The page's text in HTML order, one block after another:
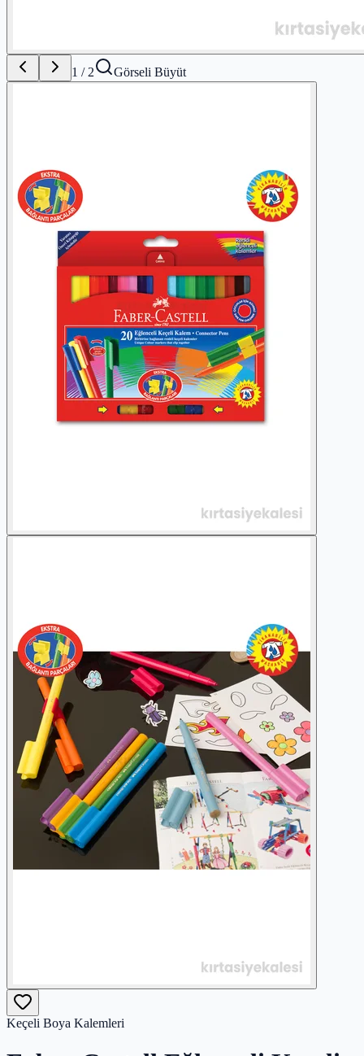
1 / 2 Görseli Büyüt
Keçeli Boya Kalemleri